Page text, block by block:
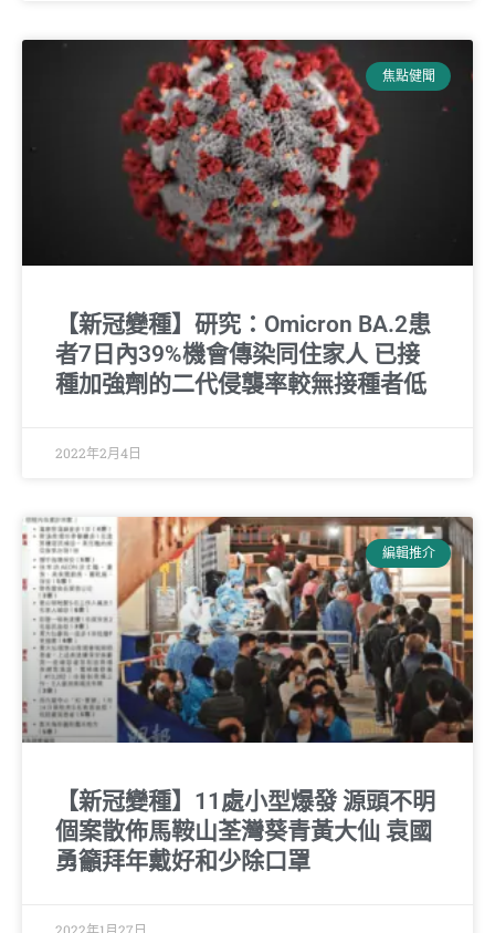
焦點健聞
【新冠變種】研究：Omicron BA.2患
者7日內39%機會傳染同住家人 已接
種加強劑的二代侵襲率較無接種者低
2022年2月4日
編輯推介
【新冠變種】11處小型爆發 源頭不明
個案散佈馬鞍山荃灣葵青黃大仙 袁國
勇籲拜年戴好和少除口罩
2022年1月27日